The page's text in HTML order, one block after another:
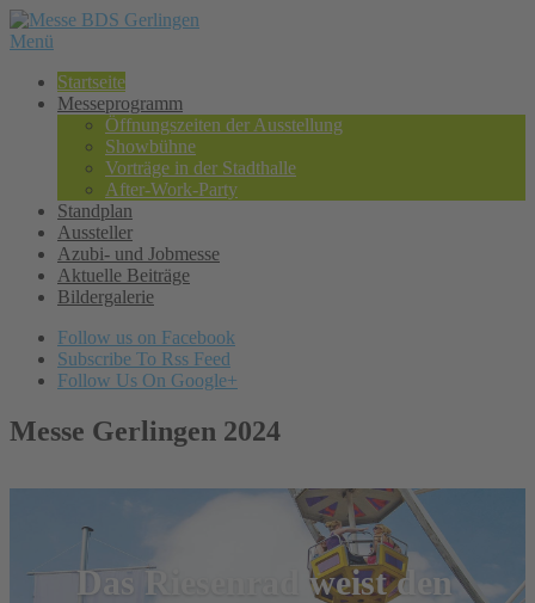
Menü
Startseite
Messeprogramm
Öffnungszeiten der Ausstellung
Showbühne
Vorträge in der Stadthalle
After-Work-Party
Standplan
Aussteller
Azubi- und Jobmesse
Aktuelle Beiträge
Bildergalerie
Follow us on Facebook
Subscribe To Rss Feed
Follow Us On Google+
Messe Gerlingen 2024
Das Riesenrad weist den